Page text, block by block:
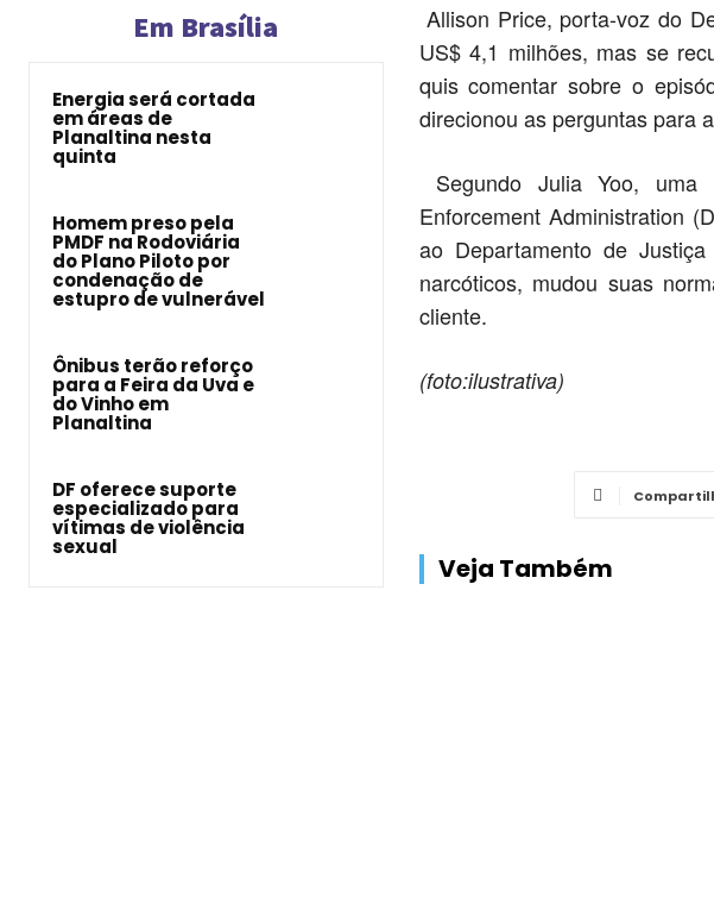
Em Brasília
Energia será cortada
em áreas de
Planaltina nesta
quinta
Homem preso pela
PMDF na Rodoviária
do Plano Piloto por
condenação de
estupro de vulnerável
Ônibus terão reforço
para a Feira da Uva e
do Vinho em
Planaltina
DF oferece suporte
especializado para
vítimas de violência
sexual
Allison Price, porta-voz do
US$ 4,1 milhões, mas se
quis comentar sobre o
direcionou as perguntas para
Segundo Julia Yoo,
Enforcement Administration
ao Departamento de
narcóticos, mudou suas
cliente.
(foto:ilustrativa)
Veja Também